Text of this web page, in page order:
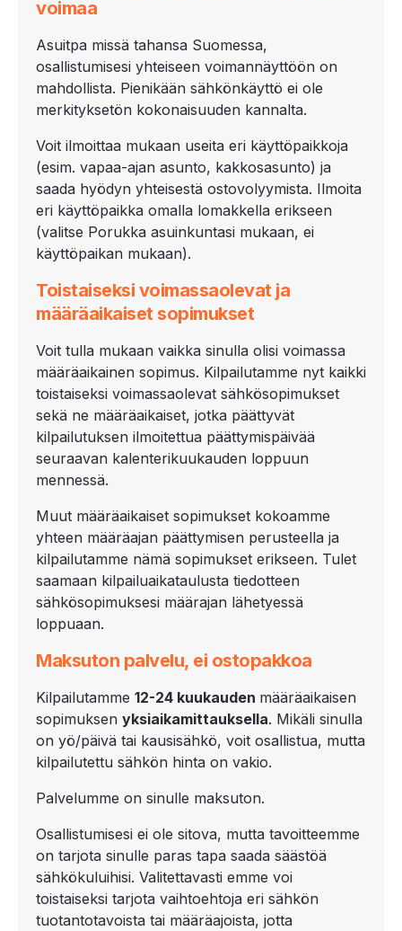
voimaa
Asuitpa missä tahansa Suomessa,
osallistumisesi yhteiseen voimannäyttöön on
mahdollista. Pienikään sähkönkäyttö ei ole
merkityksetön kokonaisuuden kannalta.
Voit ilmoittaa mukaan useita eri käyttöpaikkoja
(esim. vapaa-ajan asunto, kakkosasunto) ja
saada hyödyn yhteisestä ostovolyymista. Ilmoita
eri käyttöpaikka omalla lomakkella erikseen
(valitse Porukka asuinkuntasi mukaan, ei
käyttöpaikan mukaan).
Toistaiseksi voimassaolevat ja
määräaikaiset sopimukset
Voit tulla mukaan vaikka sinulla olisi voimassa
määräaikainen sopimus. Kilpailutamme nyt kaikki
toistaiseksi voimassaolevat sähkösopimukset
sekä ne määräaikaiset, jotka päättyvät
kilpailutuksen ilmoitettua päättymispäivää
seuraavan kalenterikuukauden loppuun
mennessä.
Muut määräaikaiset sopimukset kokoamme
yhteen määräajan päättymisen perusteella ja
kilpailutamme nämä sopimukset erikseen. Tulet
saamaan kilpailuaikataulusta tiedotteen
sähkösopimuksesi määrajan lähetyessä
loppuaan.
Maksuton palvelu, ei ostopakkoa
Kilpailutamme 12-24 kuukauden määräaikaisen
sopimuksen yksiaikamittauksella. Mikäli sinulla
on yö/päivä tai kausisähkö, voit osallistua, mutta
kilpailutettu sähkön hinta on vakio.
Palvelumme on sinulle maksuton.
Osallistumisesi ei ole sitova, mutta tavoitteemme
on tarjota sinulle paras tapa saada säästöä
sähkökuluihisi. Valitettavasti emme voi
toistaiseksi tarjota vaihtoehtoja eri sähkön
tuotantotavoista tai määräajoista, jotta